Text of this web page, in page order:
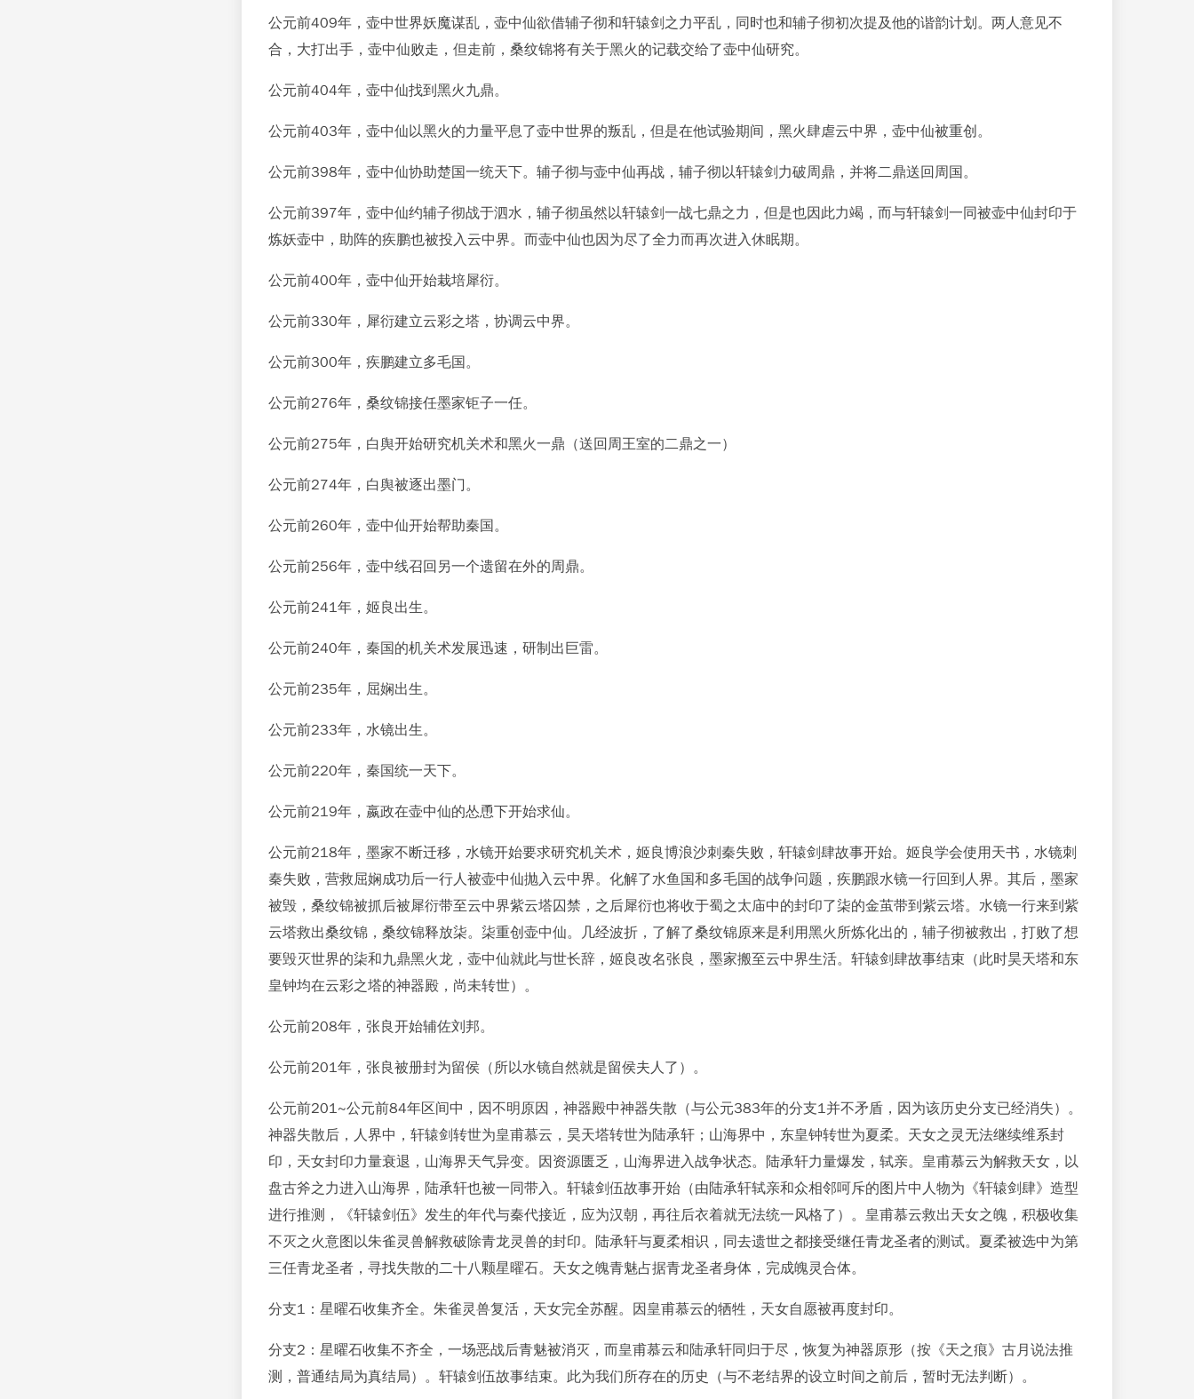
公元前409年，壶中世界妖魔谋乱，壶中仙欲借辅子彻和轩辕剑之力平乱，同时也和辅子彻初次提及他的谐韵计划。两人意见不
合，大打出手，壶中仙败走，但走前，桑纹锦将有关于黑火的记载交给了壶中仙研究。
公元前404年，壶中仙找到黑火九鼎。
公元前403年，壶中仙以黑火的力量平息了壶中世界的叛乱，但是在他试验期间，黑火肆虐云中界，壶中仙被重创。
公元前398年，壶中仙协助楚国一统天下。辅子彻与壶中仙再战，辅子彻以轩辕剑力破周鼎，并将二鼎送回周国。
公元前397年，壶中仙约辅子彻战于泗水，辅子彻虽然以轩辕剑一战七鼎之力，但是也因此力竭，而与轩辕剑一同被壶中仙封印于
炼妖壶中，助阵的疾鹏也被投入云中界。而壶中仙也因为尽了全力而再次进入休眠期。
公元前400年，壶中仙开始栽培犀衍。
公元前330年，犀衍建立云彩之塔，协调云中界。
公元前300年，疾鹏建立多毛国。
公元前276年，桑纹锦接任墨家钜子一任。
公元前275年，白舆开始研究机关术和黑火一鼎（送回周王室的二鼎之一）
公元前274年，白舆被逐出墨门。
公元前260年，壶中仙开始帮助秦国。
公元前256年，壶中线召回另一个遗留在外的周鼎。
公元前241年，姬良出生。
公元前240年，秦国的机关术发展迅速，研制出巨雷。
公元前235年，屈娴出生。
公元前233年，水镜出生。
公元前220年，秦国统一天下。
公元前219年，嬴政在壶中仙的怂恿下开始求仙。
公元前218年，墨家不断迁移，水镜开始要求研究机关术，姬良博浪沙刺秦失败，轩辕剑肆故事开始。姬良学会使用天书，水镜刺
秦失败，营救屈娴成功后一行人被壶中仙抛入云中界。化解了水鱼国和多毛国的战争问题，疾鹏跟水镜一行回到人界。其后，墨家
被毁，桑纹锦被抓后被犀衍带至云中界紫云塔囚禁，之后犀衍也将收于蜀之太庙中的封印了柒的金茧带到紫云塔。水镜一行来到紫
云塔救出桑纹锦，桑纹锦释放柒。柒重创壶中仙。几经波折，了解了桑纹锦原来是利用黑火所炼化出的，辅子彻被救出，打败了想
要毁灭世界的柒和九鼎黑火龙，壶中仙就此与世长辞，姬良改名张良，墨家搬至云中界生活。轩辕剑肆故事结束（此时昊天塔和东
皇钟均在云彩之塔的神器殿，尚未转世）。
公元前208年，张良开始辅佐刘邦。
公元前201年，张良被册封为留侯（所以水镜自然就是留侯夫人了）。
公元前201~公元前84年区间中，因不明原因，神器殿中神器失散（与公元383年的分支1并不矛盾，因为该历史分支已经消失）。
神器失散后，人界中，轩辕剑转世为皇甫慕云，昊天塔转世为陆承轩；山海界中，东皇钟转世为夏柔。天女之灵无法继续维系封
印，天女封印力量衰退，山海界天气异变。因资源匮乏，山海界进入战争状态。陆承轩力量爆发，轼亲。皇甫慕云为解救天女，以
盘古斧之力进入山海界，陆承轩也被一同带入。轩辕剑伍故事开始（由陆承轩轼亲和众相邻呵斥的图片中人物为《轩辕剑肆》造型
进行推测，《轩辕剑伍》发生的年代与秦代接近，应为汉朝，再往后衣着就无法统一风格了）。皇甫慕云救出天女之魄，积极收集
不灭之火意图以朱雀灵兽解救破除青龙灵兽的封印。陆承轩与夏柔相识，同去遗世之都接受继任青龙圣者的测试。夏柔被选中为第
三任青龙圣者，寻找失散的二十八颗星曜石。天女之魄青魅占据青龙圣者身体，完成魄灵合体。
分支1：星曜石收集齐全。朱雀灵兽复活，天女完全苏醒。因皇甫慕云的牺牲，天女自愿被再度封印。
分支2：星曜石收集不齐全，一场恶战后青魅被消灭，而皇甫慕云和陆承轩同归于尽，恢复为神器原形（按《天之痕》古月说法推
测，普通结局为真结局）。轩辕剑伍故事结束。此为我们所存在的历史（与不老结界的设立时间之前后，暂时无法判断）。